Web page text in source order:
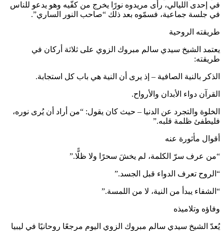
في إحدى الليالي، رأى مريدوه نورًا يخرج من كفّيه وهو يدعو للناس
في جلسة جماعية، فسمّوه بعد ذلك “صاحب النور الساري”.
طريقته الروحية
يعتمد الشيخ سيدي سالم مبروك الزوي على ثلاثة أركان في
طريقته:
الذكر بالنية الصافية – إذ يرى أن النية هي باب كل استجابة.
القرآن دواء الأبدان والأرواح.
الخلوة والتجرد عن الدنيا – حيث كان يقول: “من أراد أن يُرى نوره،
فليطفئ ظلمة قلبه.”
أقوال مأثورة عنه
“من عرف سرّ الكلمة، لم يخشَ سحرًا ولا ظلًّا.”
“الروح تعرف الدواء قبل الجسد.”
“الشفاء يبدأ من النية، لا من اللمسة.”
وفاؤه وتلاميذه
يُعدّ الشيخ سيدي سالم مبروك الزوي اليوم مرجعًا روحانيًا في ليبيا